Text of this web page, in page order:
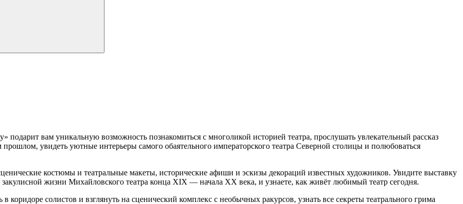
подарит вам уникальную возможность познакомиться с многоликой историей театра, прослушать увлекательный рассказ
увидеть уютные интерьеры самого обаятельного императорского театра Северной столицы и полюбоваться
костюмы и театральные макеты, исторические афиши и эскизы декораций известных художников. Увидите выставку
закулисной жизни Михайловского театра конца XIX — начала XX века, и узнаете, как живёт любимый театр сегодня.
солистов и взглянуть на сценический комплекс с необычных ракурсов, узнать все секреты театрального грима